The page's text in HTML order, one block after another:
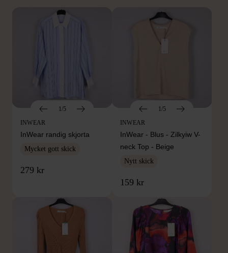
1/5
INWEAR
InWear randig skjorta
Mycket gott skick
279 kr
1/5
INWEAR
InWear - Blus - Zilkyiw V-
neck Top - Beige
Nytt skick
159 kr